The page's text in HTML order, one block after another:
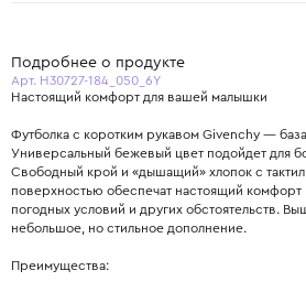
Подробнее о продукте
Арт. H30727-184_050_6Y
Настоящий комфорт для вашей малышки
Футболка с коротким рукавом Givenchy —
Универсальный бежевый цвет подойдет для
Свободный крой и «дышащий» хлопок с
поверхностью обеспечат настоящий комфорт
погодных условий и других обстоятельств.
небольшое, но стильное дополнение.
Преимущества: